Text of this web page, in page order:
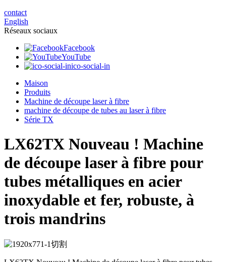
contact
English
Réseaux sociaux
Facebook
YouTube
ico-social-in
Maison
Produits
Machine de découpe laser à fibre
machine de découpe de tubes au laser à fibre
Série TX
LX62TX Nouveau ! Machine
de découpe laser à fibre pour
tubes métalliques en acier
inoxydable et fer, robuste, à
trois mandrins